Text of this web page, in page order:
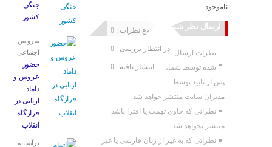
ناموجود
ارسال نظر شما مجموع نظرات : 0
در انتظار بررسی : 0
انتشار یافته : 0
نظرات ارسال
شده توسط شما،
پس از تایید توسط
مدیران سایت منتشر خواهد شد.
نظراتی که حاوی تهمت یا افترا باشد
منتشر نخواهد شد.
نظراتی که به غیر از زبان فارسی یا غیر
جنگی
کشور
سرویس
اجتماعی:
حضور
عروس و
داماد
ازنایی در
قرارگاه
انقلاب
درآستانه